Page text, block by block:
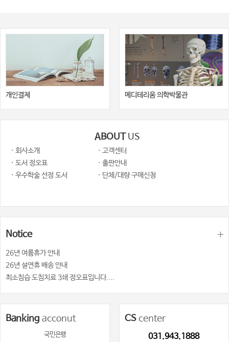
개인결제 메디테리움 의학박물관
ABOUT US
· 회사소개
· 고객센터
· 도서 정오표
· 출판안내
· 우수학술 선정 도서
· 단체/대량 구매신청
Notice
26년 여륨휴가 안내
26년 설연휴 배송 안내
최소침습 도침치료 3쇄 정오표입니다....
Banking acconut
국민은행
CScenter
031.943.1888